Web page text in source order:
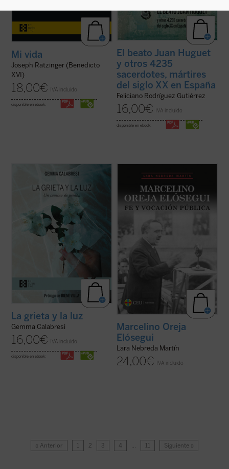
Mi vida
Joseph Ratzinger (Benedicto
XVI)
18,00€ IVA incluido
disponible en ebook:
El beato Juan Huguet
y otros 4235
sacerdotes, mártires
del siglo XX en España
Feliciano Rodríguez Gutiérrez
16,00€ IVA incluido
disponible en ebook:
Este libro es el relato de un viaje, el que
Calabresi, ha recorrido desde el día del
asesinato de su marido. Con prólogo de
La grieta y la luz
es un
testimonio intenso, conmovedor y sincero
La grieta y la luz
Gemma Calabresi
16,00€ IVA incluido
disponible en ebook:
mi padre, a quien no conocí, ya que fue
asesinado en Mondragón el 5 de octubre de
1934 estando mi madre embarazada de su
primer y único hijo; yo nací el 13 de febrero
Hace años ...(ver ficha)
Marcelino Oreja
Elósegui
Lara Nebreda Martín
24,00€ IVA incluido
« Anterior 1 2 3 4 … 11 Siguiente »